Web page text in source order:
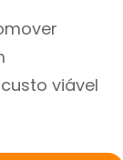
viável